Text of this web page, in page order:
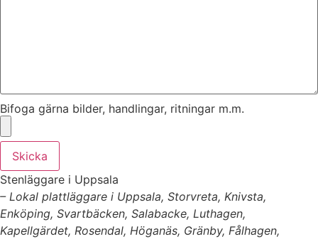
Bifoga gärna bilder, handlingar, ritningar m.m.
Skicka
Stenläggare i Uppsala
– Lokal plattläggare i Uppsala, Storvreta, Knivsta,
Enköping, Svartbäcken, Salabacke, Luthagen,
Kapellgärdet, Rosendal, Höganäs, Gränby, Fålhagen,